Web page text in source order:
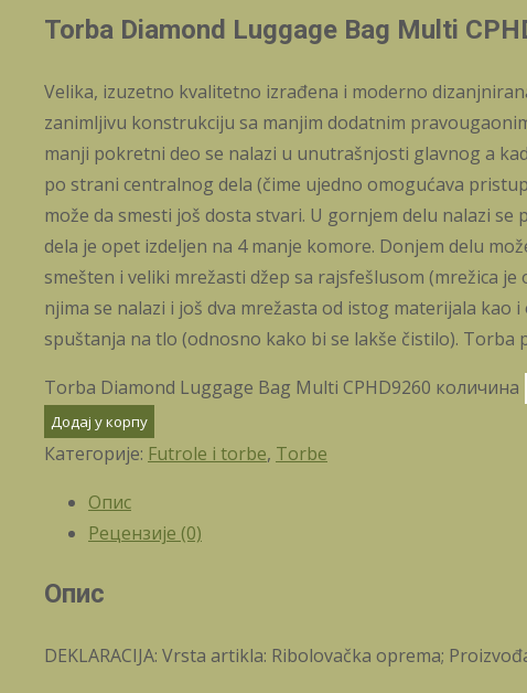
Torba Diamond Luggage Bag Multi
Velika, izuzetno kvalitetno izrađena i moderno
zanimljivu konstrukciju sa manjim dodatnim
manji pokretni deo se nalazi u unutrašnjosti glavnog a
po strani centralnog dela (čime ujedno omogućava
može da smesti još dosta stvari. U gornjem delu nalazi
dela je opet izdeljen na 4 manje komore. Donjem delu
smešten i veliki mrežasti džep sa rajsfešlusom (mrežica
njima se nalazi i još dva mrežasta od istog materijala
spuštanja na tlo (odnosno kako bi se lakše čistilo).
Torba Diamond Luggage Bag Multi CPHD9260 количина
Додај у корпу
Категорије: Futrole i torbe, Torbe
Опис
Рецензије (0)
Опис
DEKLARACIJA: Vrsta artikla: Ribolovačka oprema;